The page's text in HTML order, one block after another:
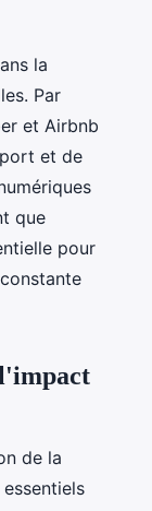
la
Par
et Airbnb
et de
que
pour
de la